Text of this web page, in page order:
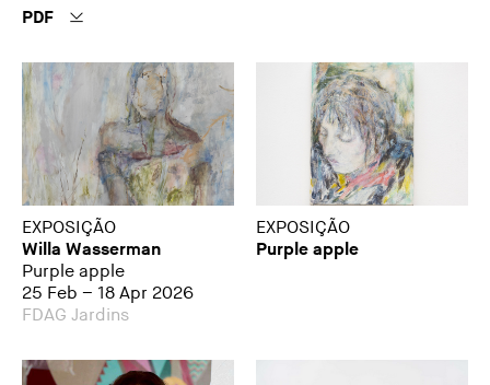
PDF
EXPOSIÇÃO
Willa Wasserman
Purple apple
25 Feb – 18 Apr 2026
FDAG Jardins
EXPOSIÇÃO
Purple apple